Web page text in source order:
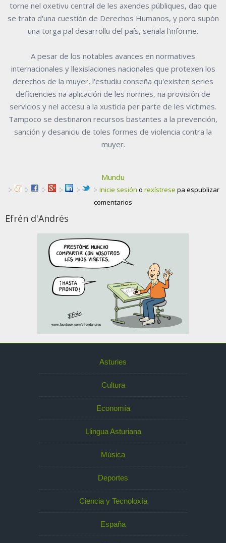
torne nel oxetivu central de les axendes públiques, dao que
se trata d'una cuestión de Derechos Humanos, y poro supón
una torga pal desarrollu del país, señala l'informe.
A pesar de los notables avances en normatives
internacionales y llexislaciones nacionales que protexen los
derechos de la muyer, l'estudiu conseña qu'existen series
deficiencies na aplicación de les normes, na provisión de
servicios y nel accesu a la xusticia per parte de les víctimes.
Tampoco se destinaron recursos bastantes a la prevención,
sanción y desaniciu de toles formes de violencia contra la
muyer.
Mundu
Inicie sesión o rexístrese pa espublizar
comentarios
Efrén d'Andrés
Asturies
Cultura
Economía
Llingua Asturiana
Música
Deportes
Ciencia y Tecnoloxía
España